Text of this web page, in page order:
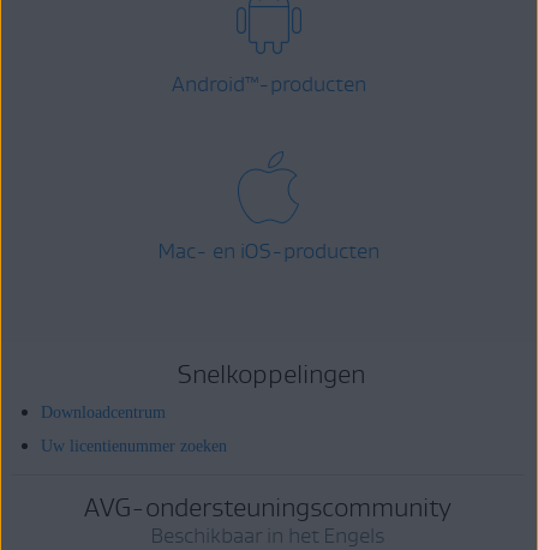
Android™-producten
Mac- en iOS-producten
Snelkoppelingen
Downloadcentrum
Uw licentienummer zoeken
AVG-ondersteuningscommunity
Beschikbaar in het Engels